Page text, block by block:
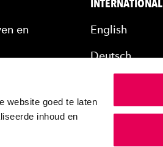
website goed te laten
inhoud en
en
INTERNATIONAL
English
Deutsch